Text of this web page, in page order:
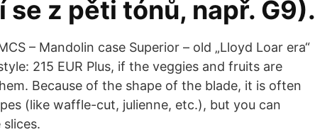
z pěti tónů, např. G9).
– Mandolin case Superior – old „Lloyd Loar era“
215 EUR Plus, if the veggies and fruits are
Because of the shape of the blade, it is often
(like waffle-cut, julienne, etc.), but you can